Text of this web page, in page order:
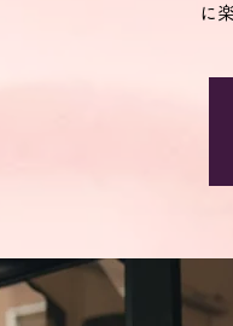
に